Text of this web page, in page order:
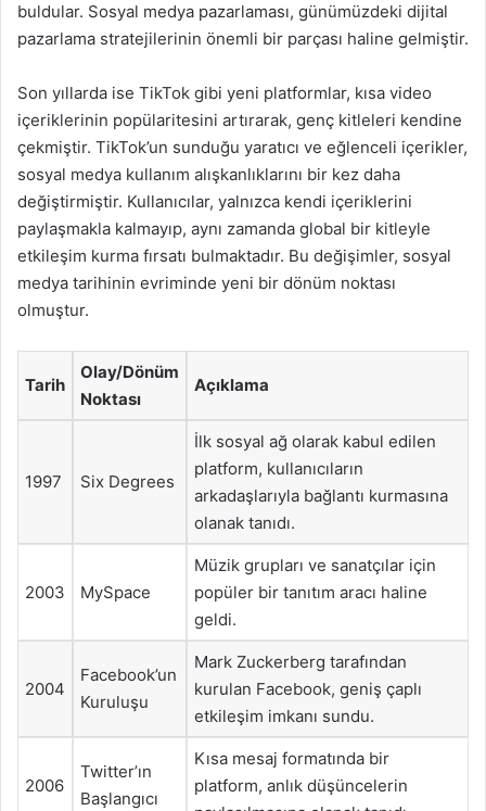
buldular. Sosyal medya pazarlaması, günümüzdeki dijital
pazarlama stratejilerinin önemli bir parçası haline gelmiştir.
Son yıllarda ise TikTok gibi yeni platformlar, kısa video
içeriklerinin popülaritesini artırarak, genç kitleleri kendine
çekmiştir. TikTok’un sunduğu yaratıcı ve eğlenceli içerikler,
sosyal medya kullanım alışkanlıklarını bir kez daha
değiştirmiştir. Kullanıcılar, yalnızca kendi içeriklerini
paylaşmakla kalmayıp, aynı zamanda global bir kitleyle
etkileşim kurma fırsatı bulmaktadır. Bu değişimler, sosyal
medya tarihinin evriminde yeni bir dönüm noktası
olmuştur.
Tarih
Olay/Dönüm
Noktası
Açıklama
1997 Six Degrees
İlk sosyal ağ olarak kabul edilen
platform, kullanıcıların
arkadaşlarıyla bağlantı kurmasına
olanak tanıdı.
2003 MySpace
Müzik grupları ve sanatçılar için
popüler bir tanıtım aracı haline
geldi.
2004
Facebook’un
Kuruluşu
Mark Zuckerberg tarafından
kurulan Facebook, geniş çaplı
etkileşim imkanı sundu.
2006
Twitter’ın
Başlangıcı
Kısa mesaj formatında bir
platform, anlık düşüncelerin